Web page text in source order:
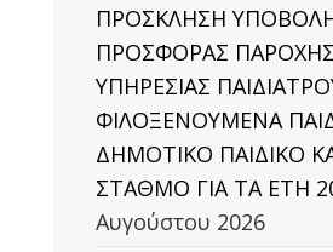
ΠΡΟΣΚΛΗΣΗ
ΠΡΟΣΦΟΡΑΣ ΠΑΡΟΧΗΣ
ΥΠΗΡΕΣΙΑΣ
ΦΙΛΟΞΕΝΟΥΜΕΝΑ
ΔΗΜΟΤΙΚΟ ΠΑΙΔΙΚΟ
ΣΤΑΘΜΟ ΓΙΑ ΤΑ ΕΤΗ
Αυγούστου 2026